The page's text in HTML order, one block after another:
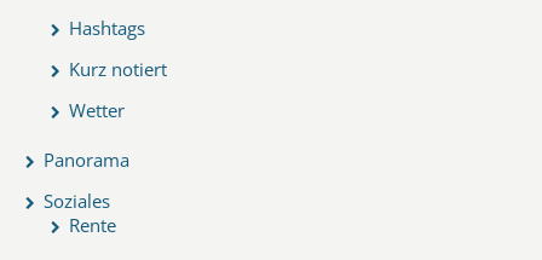
Hashtags
Kurz notiert
Wetter
Panorama
Soziales
Rente